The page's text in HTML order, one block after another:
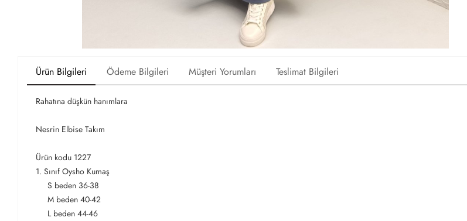
Ürün Bilgileri Ödeme Bilgileri Müşteri Yorumları Teslimat Bilgileri
Rahatına düşkün hanımlara
Nesrin Elbise Takım
Ürün kodu 1227
1. Sınıf Oysho Kumaş
S beden 36-38
M beden 40-42
L beden 44-46